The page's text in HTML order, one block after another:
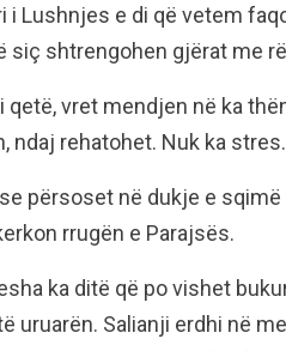
i Lushnjes e di që vetem
siç shtrengohen gjërat me
qetë, vret mendjen në ka
ndaj rehatohet. Nuk ka stres.
përsoset në dukje e
rrugën e Parajsës.
ka ditë që po vishet
uruarën. Salianji erdhi në